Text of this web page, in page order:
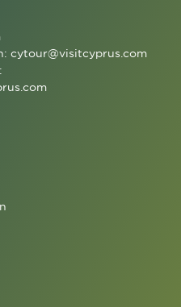
cytour@visitcyprus.com